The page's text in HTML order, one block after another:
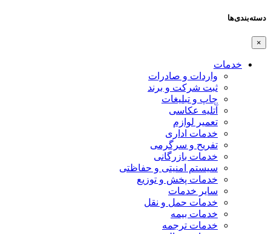
دسته‌بندی‌ها
×
خدمات
واردات و صادرات
ثبت شرکت و برند
چاپ و تبلیغات
آتلیه عکاسی
تعمیر لوازم
خدمات اداری
تفریح و سرگرمی
خدمات بازرگانی
سیستم امنیتی و حفاظتی
خدمات پخش و توزیع
سایر خدمات
خدمات حمل و نقل
خدمات بیمه
خدمات ترجمه